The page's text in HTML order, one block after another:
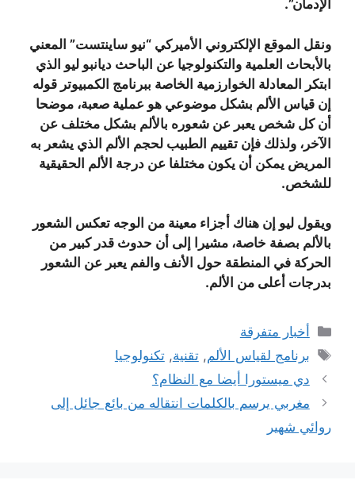
الإدمان”.
ونقل الموقع الإلكتروني الأميركي “نيو ساينتست” المعني
بالأبحاث العلمية والتكنولوجيا عن الباحث ديانبو ليو الذي
ابتكر المعادلة الخوارزمية الخاصة ببرنامج الكمبيوتر قوله
إن قياس الألم بشكل موضوعي هو عملية صعبة، موضحا
أن كل شخص يعبر عن شعوره بالألم بشكل مختلف عن
الآخر، ولذلك فإن تقييم الطبيب لحجم الألم الذي يشعر به
المريض يمكن أن يكون مختلفا عن درجة الألم الحقيقية
للشخص.
ويقول ليو إن هناك أجزاء معينة من الوجه تعكس الشعور
بالألم بصفة خاصة، مشيرا إلى أن حدوث قدر كبير من
الحركة في المنطقة حول الأنف والفم يعبر عن الشعور
بدرجات أعلى من الألم.
التصنيفات
أخبار متفرقة
الوسوم
برنامج لقياس الألم,تقنية,تكنولوجيا
دي ميستورا أيضا مع النظام؟
مغربي يرسم بالكلمات انتقاله من بائع جائل إلى
روائي شهير